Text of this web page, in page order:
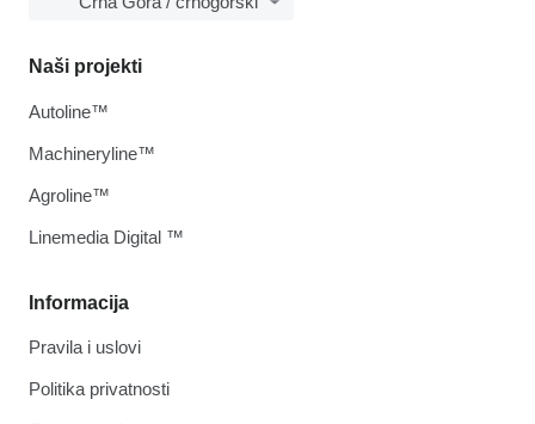
Informacija
Pravila i uslovi
Politika privatnosti
Naši projekti
Autoline™
Machineryline™
Agroline™
Linemedia Digital ™